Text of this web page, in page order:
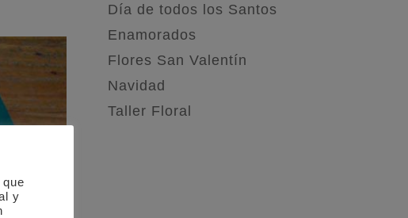
Día de todos los Santos
Enamorados
Flores San Valentín
Navidad
Taller Floral
y